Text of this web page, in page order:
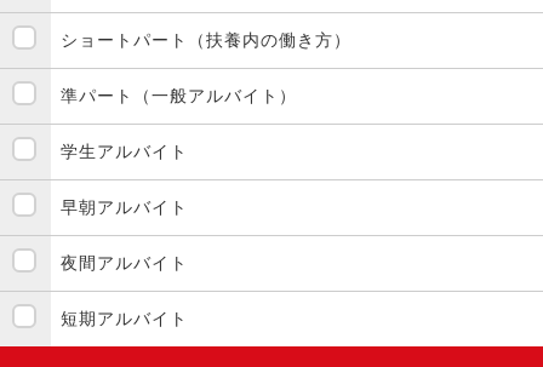
ショートパート（扶養内の働き方）
準パート（一般アルバイト）
学生アルバイト
早朝アルバイト
夜間アルバイト
短期アルバイト